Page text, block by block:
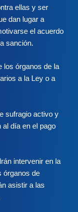
ellas y ser
dan lugar a
el acuerdo
sanción.
los órganos de la
a la Ley o a
sufragio activo y
al día en el pago
intervenir en la
órganos de
asistir a las